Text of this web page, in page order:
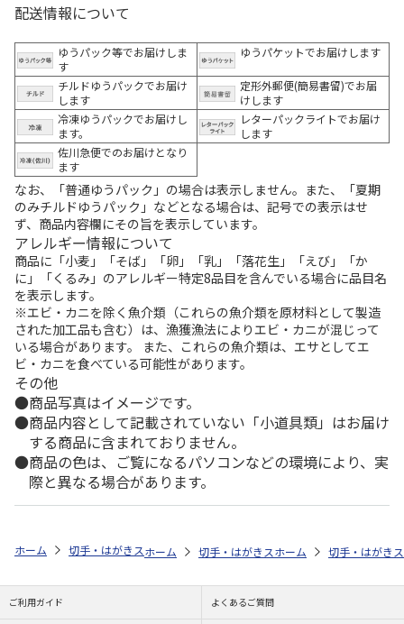
配送情報について
ゆうパック等でお届けしま
す
ゆうパケットでお届けします
チルドゆうパックでお届け
します
定形外郵便(簡易書留)でお届
けします
冷凍ゆうパックでお届けし
ます。
レターパックライトでお届け
します
佐川急便でのお届けとなり
ます
なお、「普通ゆうパック」の場合は表示しません。また、「夏期
のみチルドゆうパック」などとなる場合は、記号での表示はせ
ず、商品内容欄にその旨を表示しています。
アレルギー情報について
商品に「小麦」「そば」「卵」「乳」「落花生」「えび」「か
に」「くるみ」のアレルギー特定8品目を含んでいる場合に品目名
を表示します。
※エビ・カニを除く魚介類（これらの魚介類を原材料として製造
された加工品も含む）は、漁獲漁法によりエビ・カニが混じって
いる場合があります。 また、これらの魚介類は、エサとしてエ
ビ・カニを食べている可能性があります。
その他
商品写真はイメージです。
商品内容として記載されていない「小道具類」はお届け
する商品に含まれておりません。
商品の色は、ご覧になるパソコンなどの環境により、実
際と異なる場合があります。
ホーム 切手・はがきストア 切手 110円切手 【特殊切手】海の
ホーム 切手・はがきストア 海のいきもの
ホーム 切手・はがき
ご利用ガイド よくあるご質問